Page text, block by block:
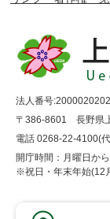
法人番号
〒386-8601 長野県
電話 0268-22-4100(
開庁時間：月曜日か
※祝日・年末年始(12